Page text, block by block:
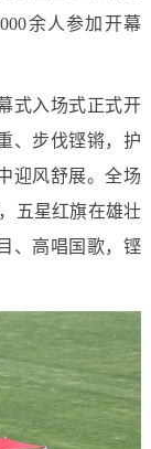
余人参加开幕
入场式正式开
、步伐铿锵，护
迎风舒展。全场
五星红旗在雄壮
、高唱国歌，铿